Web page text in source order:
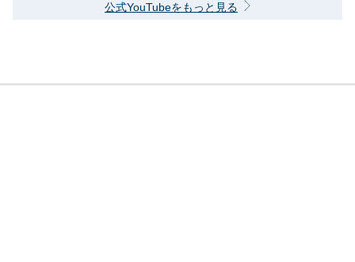
公式YouTubeをもっと見る